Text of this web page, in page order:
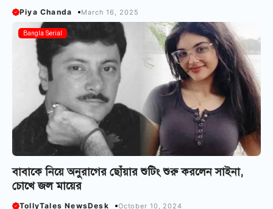
Piya Chanda March 16, 2025
Bangla Serial
বাবাকে নিয়ে অনুরাগের ছোঁয়ার শুটিং শুরু করলেন সাইনা,
চোখে জল মায়ের
TollyTales NewsDesk October 10, 2024